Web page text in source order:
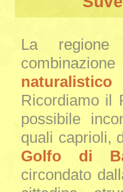
La regione
naturalistico
Ricordiamo il
possibile
quali caprioli,
Golfo di
circondato